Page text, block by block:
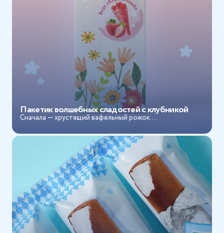
Пакетик волшебных сладостей с клубникой
Сначала — хрустящий вафельный рожок....